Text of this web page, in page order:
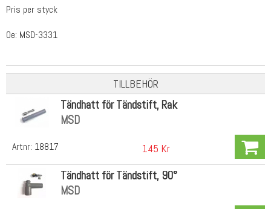
Pris per styck
Oe: MSD-3331
TILLBEHÖR
Artnr: 18817
Tändhatt för Tändstift, Rak
MSD
145 Kr
Tändhatt för Tändstift, 90°
MSD